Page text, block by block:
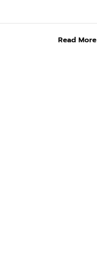
Read More